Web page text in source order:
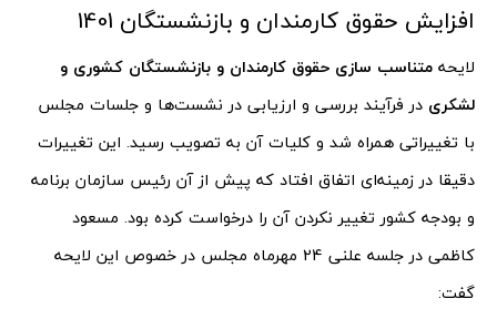
افزایش حقوق کارمندان و بازنشستگان 1401
لایحه متناسب سازی حقوق کارمندان و بازنشستگان کشوری و
لشکری در فرآیند بررسی و ارزیابی در نشست‌ها و جلسات مجلس
با تغییراتی همراه شد و کلیات آن به تصویب رسید. این تغییرات
دقیقا در زمینه‌ای اتفاق افتاد که پیش از آن رئیس سازمان برنامه
و بودجه کشور تغییر نکردن آن را درخواست کرده بود. مسعود
کاظمی در جلسه علنی 24 مهرماه مجلس در خصوص این لایحه
گفت: